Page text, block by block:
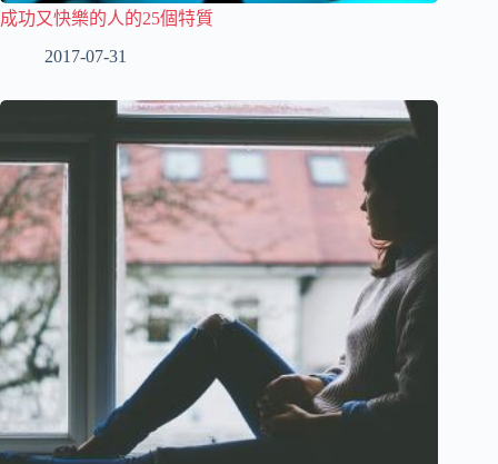
成功又快樂的人的25個特質
2017-07-31